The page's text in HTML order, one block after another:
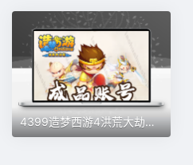
4399造梦西游4洪荒大劫篇成品账号单双人装备魂幢法宝其他装备 等